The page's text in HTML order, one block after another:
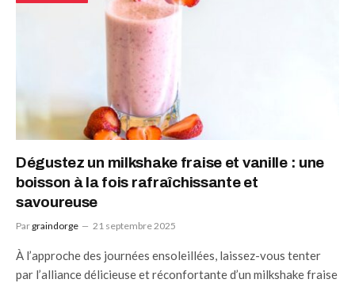
Dégustez un milkshake fraise et vanille : une
boisson à la fois rafraîchissante et
savoureuse
Par graindorge 21 septembre 2025
À l’approche des journées ensoleillées, laissez-vous tenter
par l’alliance délicieuse et réconfortante d’un milkshake fraise